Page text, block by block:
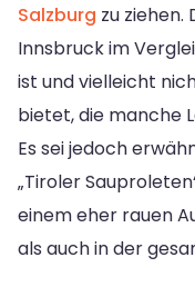
Salzburg zu ziehen.
Innsbruck im
ist und vielleicht
bietet, die manche
Es sei jedoch
„Tiroler
einem eher rauen
als auch in der